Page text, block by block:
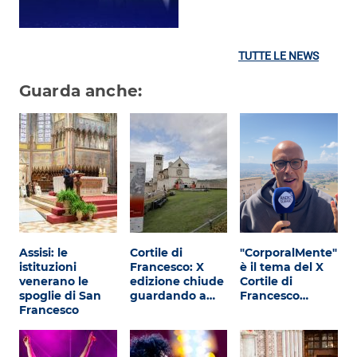
TUTTE LE NEWS
Guarda anche:
Assisi: le
istituzioni
venerano le
spoglie di San
Francesco
Cortile di
Francesco: X
edizione chiude
guardando a…
"CorporalMente"
è il tema del X
Cortile di
Francesco…